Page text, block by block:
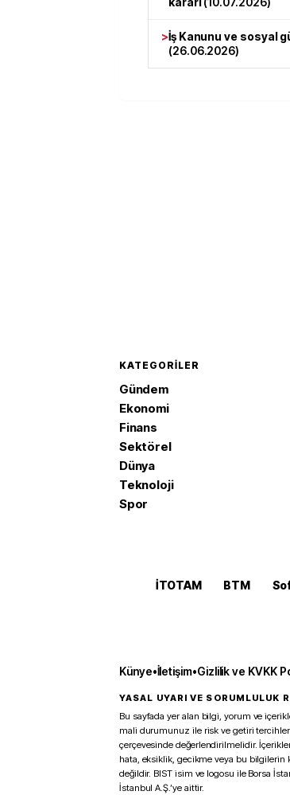
>İş Kanunu ve sosyal
(26.06.2026)
KATEGORILER
Gündem
Ekonomi
Finans
Sektörel
Dünya
Teknoloji
Spor
İTOTAM BTM
Künye•İletişim•Gizlilik ve KVKK
YASAL UYARI VE SORUMLULUK
Bu sayfada yer alan bilgi, yorum ve
mali durumunuz ile risk ve getiri
çerçevesinde değerlendirilmelidir.
hata, eksiklik, gecikme veya bu bilgilerin
değildir. BIST isim ve logosu ile Borsa
İstanbul A.Ş.’ye aittir.